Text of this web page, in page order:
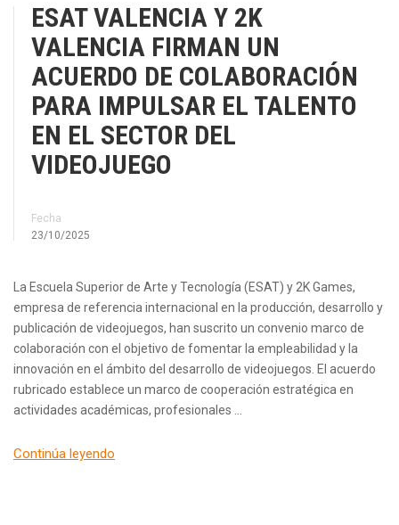
ESAT VALENCIA Y 2K
VALENCIA FIRMAN UN
ACUERDO DE COLABORACIÓN
PARA IMPULSAR EL TALENTO
EN EL SECTOR DEL
VIDEOJUEGO
Fecha
23/10/2025
La Escuela Superior de Arte y Tecnología (ESAT) y 2K Games,
empresa de referencia internacional en la producción, desarrollo y
publicación de videojuegos, han suscrito un convenio marco de
colaboración con el objetivo de fomentar la empleabilidad y la
innovación en el ámbito del desarrollo de videojuegos. El acuerdo
rubricado establece un marco de cooperación estratégica en
actividades académicas, profesionales …
Continúa leyendo